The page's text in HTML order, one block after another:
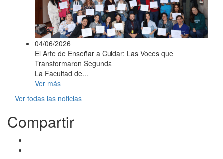
04/06/2026
El Arte de Enseñar a Cuidar: Las Voces que
Transformaron Segunda
La Facultad de...
Ver más
Ver todas las noticias
Compartir